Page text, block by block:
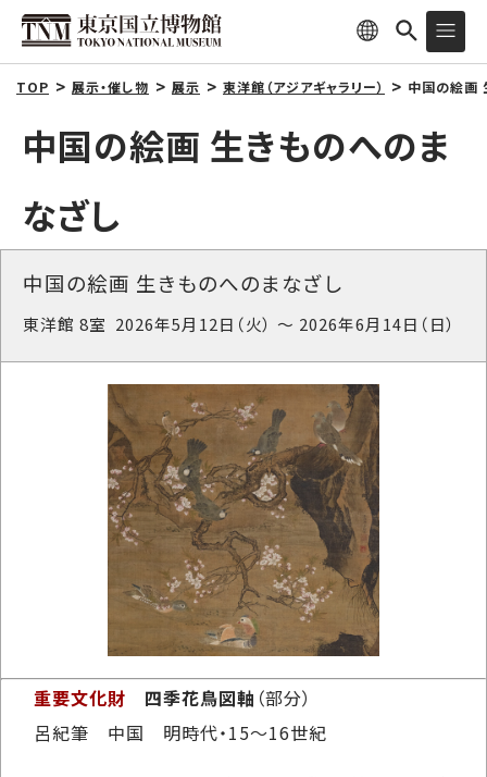
TOP 展示・催し物 展示 東洋館（アジアギャラリー） 中国の絵画
中国の絵画 生きものへのま
なざし
中国の絵画 生きものへのまなざし
東洋館 8室 2026年5月12日（火） ～ 2026年6月14日（日）
重要文化財 四季花鳥図軸 （部分）
呂紀筆 中国 明時代・15～16世紀